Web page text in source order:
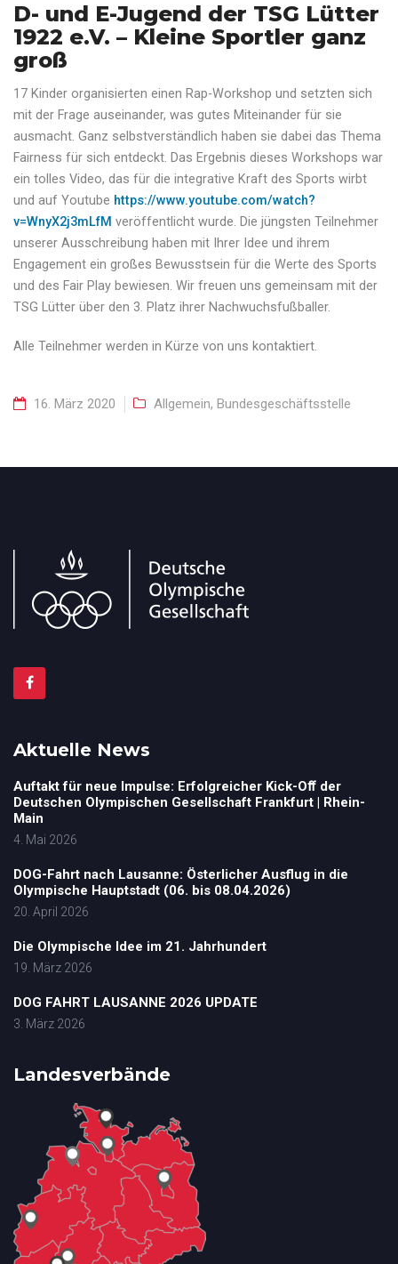
D- und E-Jugend der TSG Lütter
1922 e.V. – Kleine Sportler ganz
groß
17 Kinder organisierten einen Rap-Workshop und setzten sich
mit der Frage auseinander, was gutes Miteinander für sie
ausmacht. Ganz selbstverständlich haben sie dabei das Thema
Fairness für sich entdeckt. Das Ergebnis dieses Workshops war
ein tolles Video, das für die integrative Kraft des Sports wirbt
und auf Youtube https://www.youtube.com/watch?
v=WnyX2j3mLfM veröffentlicht wurde. Die jüngsten Teilnehmer
unserer Ausschreibung haben mit Ihrer Idee und ihrem
Engagement ein großes Bewusstsein für die Werte des Sports
und des Fair Play bewiesen. Wir freuen uns gemeinsam mit der
TSG Lütter über den 3. Platz ihrer Nachwuchsfußballer.
Alle Teilnehmer werden in Kürze von uns kontaktiert.
16. März 2020 Allgemein,Bundesgeschäftsstelle
Aktuelle News
Auftakt für neue Impulse: Erfolgreicher Kick-Oﬀ der
Deutschen Olympischen Gesellschaft Frankfurt | Rhein-
Main
4. Mai 2026
DOG-Fahrt nach Lausanne: Österlicher Ausflug in die
Olympische Hauptstadt (06. bis 08.04.2026)
20. April 2026
Die Olympische Idee im 21. Jahrhundert
19. März 2026
DOG FAHRT LAUSANNE 2026 UPDATE
3. März 2026
Landesverbände